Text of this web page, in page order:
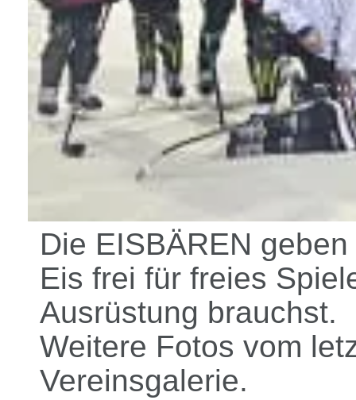
Die EISBÄREN
Eis frei für freies
Ausrüstung brauchst.
Weitere Fotos vom
Vereinsgalerie.